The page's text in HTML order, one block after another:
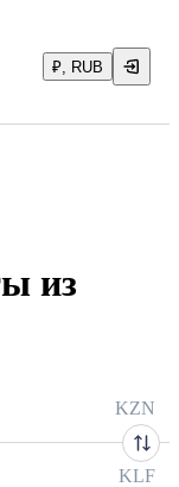
₽, RUB
из
KZN
KLF